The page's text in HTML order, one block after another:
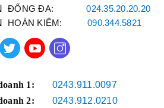
Ngũ Thợ Bách
xử lý hiện tượng rò
tích hợp cục
ĐỐNG ĐA:024.35.20.20.20
HOÀN KIẾM:090.344.5821
1:
0243.911.0097
2:
0243.912.0210